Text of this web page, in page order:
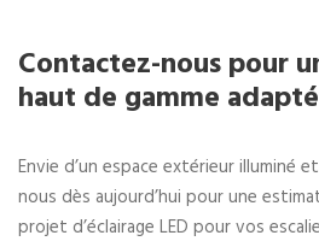
Contactez-nous pour
haut de gamme
Envie d’un espace extérieur illuminé
nous dès aujourd’hui pour une
projet d’éclairage LED pour vos